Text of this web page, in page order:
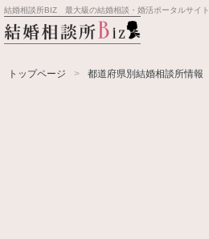
結婚相談所BIZ 最大級の結婚相談・婚活ポータルサイト
トップページ 都道府県別結婚相談所情報